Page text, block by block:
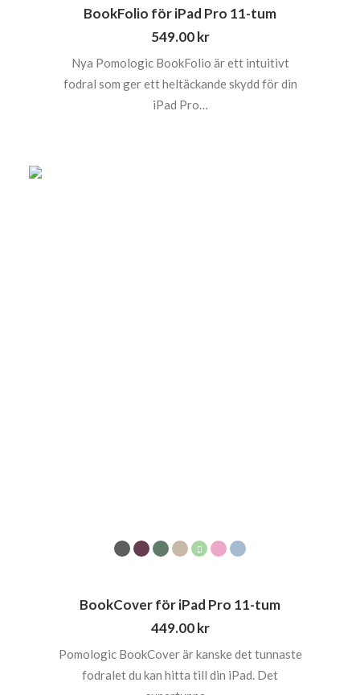
BookFolio för iPad Pro 11-tum
549.00kr
Nya Pomologic BookFolio är ett intuitivt
fodral som ger ett heltäckande skydd för din
iPad Pro…
BookCover för iPad Pro 11-tum
449.00kr
Pomologic BookCover är kanske det tunnaste
fodralet du kan hitta till din iPad. Det